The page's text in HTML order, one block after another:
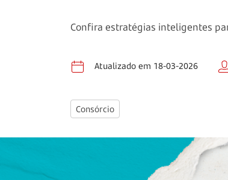
Confira estratégias inteligentes
Atualizado em 18-03-2026
Consórcio